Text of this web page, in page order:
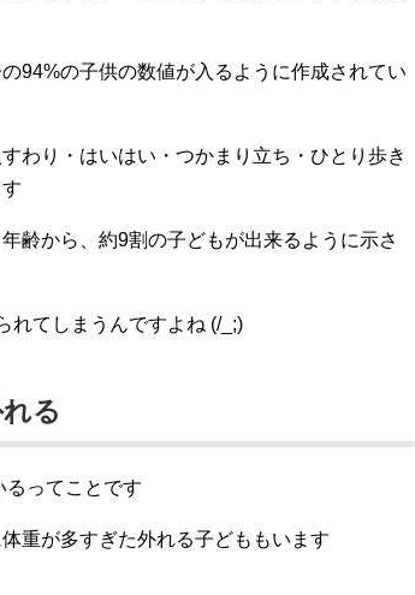
94%の子供の数値が入るように作成されてい
わり・はいはい・つかまり立ち・ひとり歩き
齢から、約9割の子どもが出来るように示さ
れてしまうんですよね (/_;)
る
るってことです
重が多すぎた外れる子どももいます